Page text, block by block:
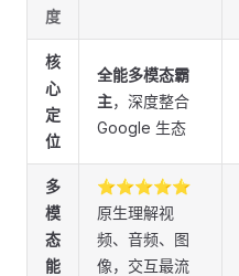
度
核
心
定
位
全能多模态霸
主，深度整合
Google 生态
多
模
态
能
⭐⭐⭐⭐⭐
原生理解视
频、音频、图
像，交互最流